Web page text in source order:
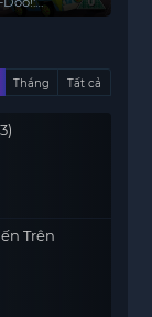
Tháng Tất cả
Trên